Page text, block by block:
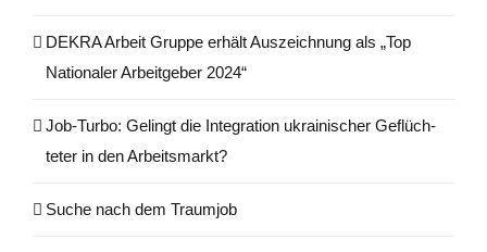
DEKRA Arbeit Grup­pe erhält Aus­zeich­nung als „Top
Natio­na­ler Arbeit­ge­ber 2024“
Job-Tur­bo: Gelingt die Inte­gra­ti­on ukrai­ni­scher Geflüch­
te­ter in den Arbeitsmarkt?
Suche nach dem Traumjob